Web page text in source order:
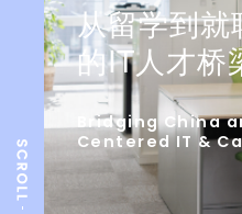
从留学到
的IT人才桥
Bridging China
Centered IT &